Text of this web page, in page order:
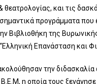
και τις
προγράμματα που
Βιβλιοθήκη της
Επανάσταση και
την διδασκαλία
η οποία τους